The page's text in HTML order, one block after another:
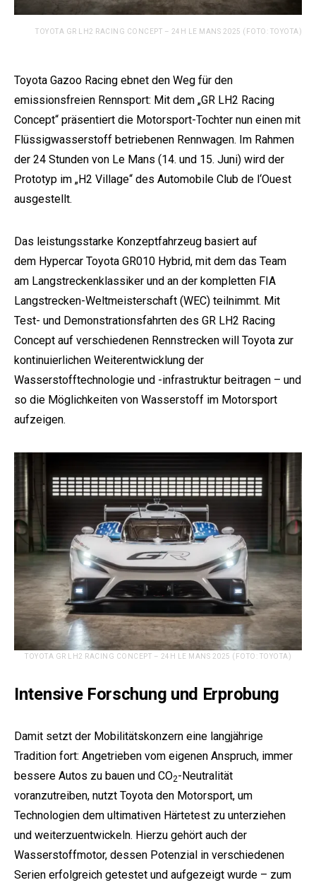
TOYOTA GR LH2 RACING CONCEPT – 24H LE MANS 2025 (FOTO: TOYOTA)
Toyota Gazoo Racing ebnet den Weg für den
emissionsfreien Rennsport: Mit dem „GR LH2 Racing
Concept“ präsentiert die Motorsport-Tochter nun einen mit
Flüssigwasserstoff betriebenen Rennwagen. Im Rahmen
der 24 Stunden von Le Mans (14. und 15. Juni) wird der
Prototyp im „H2 Village“ des Automobile Club de l‘Ouest
ausgestellt.
Das leistungsstarke Konzeptfahrzeug basiert auf
dem Hypercar Toyota GR010 Hybrid, mit dem das Team
am Langstreckenklassiker und an der kompletten FIA
Langstrecken-Weltmeisterschaft (WEC) teilnimmt. Mit
Test- und Demonstrationsfahrten des GR LH2 Racing
Concept auf verschiedenen Rennstrecken will Toyota zur
kontinuierlichen Weiterentwicklung der
Wasserstofftechnologie und -infrastruktur beitragen – und
so die Möglichkeiten von Wasserstoff im Motorsport
aufzeigen.
TOYOTA GR LH2 RACING CONCEPT – 24H LE MANS 2025 (FOTO: TOYOTA)
Intensive Forschung und Erprobung
Damit setzt der Mobilitätskonzern eine langjährige
Tradition fort: Angetrieben vom eigenen Anspruch, immer
bessere Autos zu bauen und CO2-Neutralität
voranzutreiben, nutzt Toyota den Motorsport, um
Technologien dem ultimativen Härtetest zu unterziehen
und weiterzuentwickeln. Hierzu gehört auch der
Wasserstoffmotor, dessen Potenzial in verschiedenen
Serien erfolgreich getestet und aufgezeigt wurde – zum